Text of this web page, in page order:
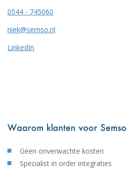
0544 - 745060
niek@semso.nl
LinkedIn
Waarom klanten voor
Geen onverwachte kosten
Specialist in order integraties